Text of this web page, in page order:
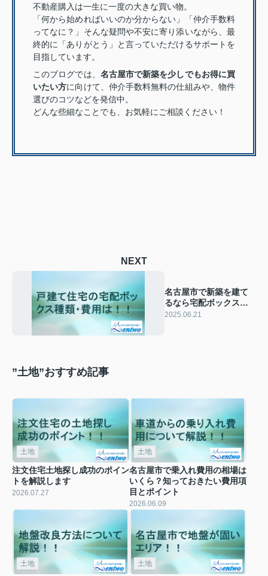
不動産購入は一生に一度の大きな買い物。
「何から始めればいいのか分からない」「仲介手数料
ってなに？」そんな疑問や不安に寄り添いながら、最
終的に「ありがとう」と言っていただけるサポートを
目指しています。
このブログでは、 名古屋市で新築を少しでもお得に買
いたい方に向けて、仲介手数料無料の仕組みや、物件
選びのコツなどを発信中。
どんな些細なことでも、お気軽にご相談ください！
NEXT
名古屋市で新築を建て
るなら宅配ボックスは
必要？おすすめの種類
2025.06.21
”土地”おすすめ記事
土地
注文住宅土地探し成功のポイン
トを解説します
2026.07.27
土地
名古屋市で乗入れ費用の相場は
いくら？知っておきたい費用項
目とポイント
2026.06.09
土地 土地